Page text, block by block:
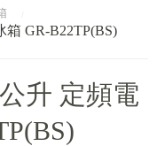
GR-B22TP(BS)
升 定頻電